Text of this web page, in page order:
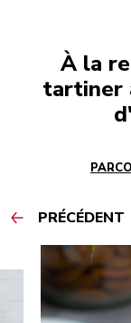
À la
tartiner
PRÉCÉDENT